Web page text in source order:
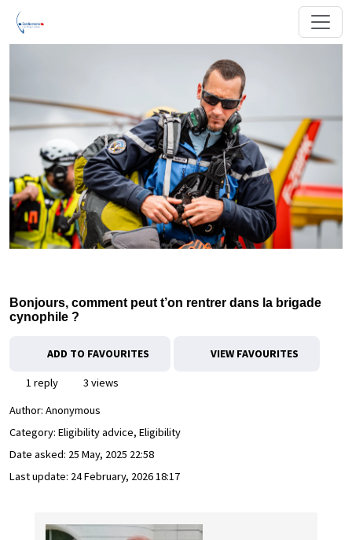
Bonjours, comment peut t’on rentrer dans la brigade
cynophile ?
ADD TO FAVOURITES VIEW FAVOURITES
1 reply
3 views
Author: Anonymous
Category: Eligibility advice, Eligibility
Date asked: 25 May, 2025 22:58
Last update: 24 February, 2026 18:17